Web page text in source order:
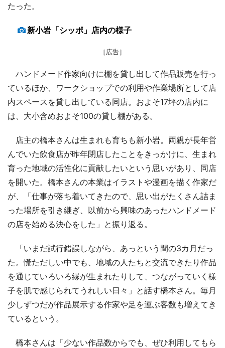
たった。
新小岩「シッポ」店内の様子
［広告］
ハンドメード作家向けに棚を貸し出して作品販売を行っ
ているほか、ワークショップでの利用や作業場所として店
内スペースを貸し出している同店。およそ17坪の店内に
は、大小含めおよそ100の貸し棚がある。
店主の橋本さんは生まれも育ちも新小岩。両親が長年営
んでいた飲食店が昨年閉店したことをきっかけに、生まれ
育った地域の活性化に貢献したいという思いがあり、同店
を開いた。橋本さんの本業はイラストや漫画を描く作家だ
が、「仕事が落ち着いてきたので、思い出がたくさん詰ま
った場所を引き継ぎ、以前から興味のあったハンドメード
の店を始める決心をした」と振り返る。
「いまだ試行錯誤しながら、あっという間の3カ月だっ
た。慌ただしい中でも、地域の人たちと交流できたり作品
を通じていろいろ縁が生まれたりして、つながっていく様
子を肌で感じられてうれしい日々」と話す橋本さん。毎月
少しずつだが作品展示する作家や足を運ぶ客数も増えてき
ているという。
橋本さんは「少ない作品数からでも、ぜひ利用してもら